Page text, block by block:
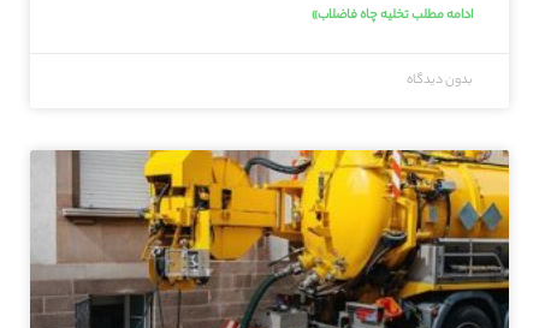
ادامه مطلب تخلیه چاه فاضلاب»
بدون دیدگاه